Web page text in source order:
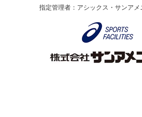
伊丹市総合体育大会 バレーボール大会
なわとびイベントを開催しました！
指定管理者：アシックス・サンアメ